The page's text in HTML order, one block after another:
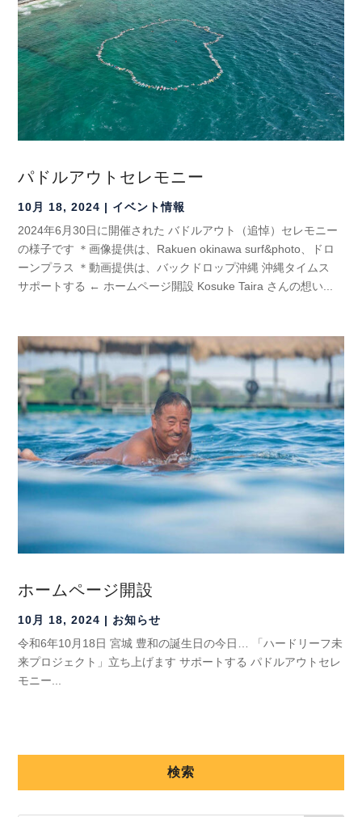
パドルアウトセレモニー
10月 18, 2024 | イベント情報
2024年6月30日に開催された バドルアウト（追悼）セレモニー
の様子です ＊画像提供は、Rakuen okinawa surf&photo、ドロ
ーンプラス ＊動画提供は、バックドロップ沖縄 沖縄タイムス
サポートする ← ホームページ開設 Kosuke Taira さんの想い...
ホームページ開設
10月 18, 2024 | お知らせ
令和6年10月18日 宮城 豊和の誕生日の今日… 「ハードリーフ未
来プロジェクト」立ち上げます サポートする パドルアウトセレ
モニー...
検索